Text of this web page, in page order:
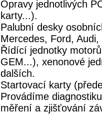
Opravy jednotlivých
karty...).
Palubní desky
Mercedes, Ford, Audi,
Řídící jednotky
GEM...), xenonové
dalších.
Startovací karty
Provádíme
měření a zjišťování